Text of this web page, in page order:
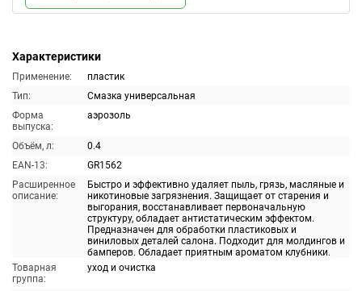
Характеристики
Применение:
пластик
Тип:
Смазка универсальная
Форма
выпуска:
аэрозоль
Объём, л:
0.4
EAN-13:
GR1562
Расширенное
описание:
Быстро и эффективно удаляет пыль, грязь, масляные и
никотиновые загрязнения. Защищает от старения и
выгорания, восстанавливает первоначальную
структуру, обладает антистатическим эффектом.
Предназначен для обработки пластиковых и
виниловых деталей салона. Подходит для молдингов и
бамперов. Обладает приятным ароматом клубники.
Товарная
группа:
уход и очистка